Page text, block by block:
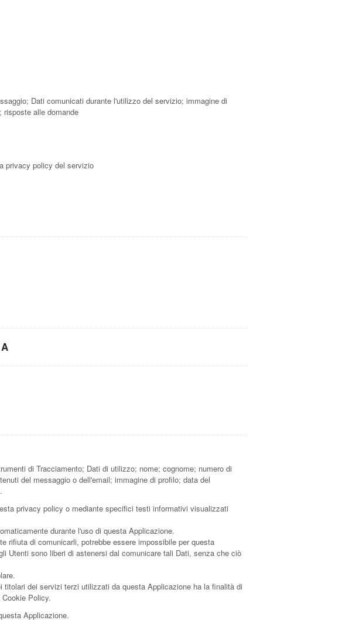
Dati comunicati durante l'utilizzo del servizio; immagine di
alle domande
privacy policy del servizio
di Tracciamento; Dati di utilizzo; nome; cognome; numero di
del messaggio o dell'email; immagine di profilo; data del
privacy policy o mediante specifici testi informativi visualizzati
durante l'uso di questa Applicazione.
rifiuta di comunicarli, potrebbe essere impossibile per questa
Utenti sono liberi di astenersi dal comunicare tali Dati, senza che ciò
dei servizi terzi utilizzati da questa Applicazione ha la finalità di
Policy.
Applicazione.